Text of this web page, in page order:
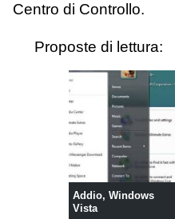
Centro di Controllo.
Proposte di lettura:
Addio, Windows
Vista